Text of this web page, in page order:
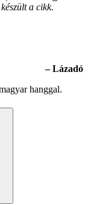
a cikk.
– Lázadó